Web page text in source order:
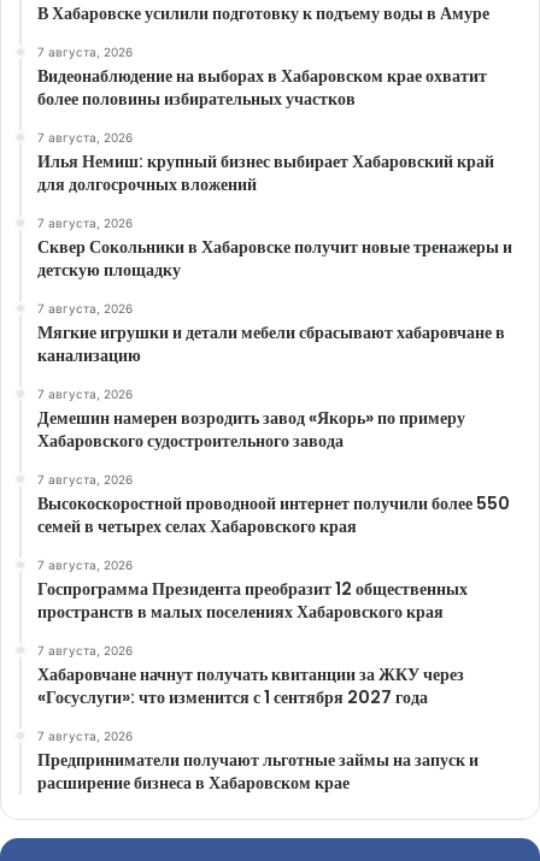
В Хабаровске усилили подготовку к подъему воды в Амуре
7 августа, 2026
Видеонаблюдение на выборах в Хабаровском крае охватит
более половины избирательных участков
7 августа, 2026
Илья Немиш: крупный бизнес выбирает Хабаровский край
для долгосрочных вложений
7 августа, 2026
Сквер Сокольники в Хабаровске получит новые тренажеры и
детскую площадку
7 августа, 2026
Мягкие игрушки и детали мебели сбрасывают хабаровчане в
канализацию
7 августа, 2026
Демешин намерен возродить завод «Якорь» по примеру
Хабаровского судостроительного завода
7 августа, 2026
Высокоскоростной проводноой интернет получили более 550
семей в четырех селах Хабаровского края
7 августа, 2026
Госпрограмма Президента преобразит 12 общественных
пространств в малых поселениях Хабаровского края
7 августа, 2026
Хабаровчане начнут получать квитанции за ЖКУ через
«Госуслуги»: что изменится с 1 сентября 2027 года
7 августа, 2026
Предприниматели получают льготные займы на запуск и
расширение бизнеса в Хабаровском крае